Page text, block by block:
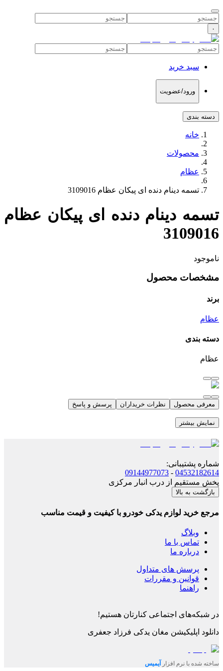
۰
سبد خرید
ورود/عضویت
دسته بندی
خانه
محصولات
عظام
تسمه دینام دنده ای پیکان عظام 3109016
تسمه دینام دنده ای پیکان عظام
3109016
ناموجود
مشخصات محصول
برند
عظام
دسته بندی
عظام
معرفی محصول نظرات خریداران پرسش و پاسخ
نمایش بیشتر
شماره پشتیبانی:
04532182614
-
09144977073
پخش مستقیم از درب انبار مرکزی
بازگشت به بالا
مرجع خرید لوازم یدکی خودرو با کیفیت و قیمت مناسب
وبلاگ
تماس با ما
درباره ما
پرسش های متداول
قوانین و مقررات
راهنما
در شبکه‌های اجتماعی کنارتان هستیم!
دانلود اپلیکیشن مغان یدکی فرزاد جعفری
ساخته شده با نرم افزار آیمیس